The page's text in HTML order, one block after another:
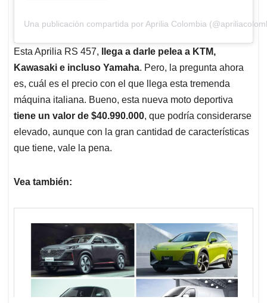
Una publicación compartida por Aprilia Colombia
Esta Aprilia RS 457,
llega a darle pelea a KTM,
Kawasaki e incluso Yamaha. Pero, la pregunta ahora
es, cuál es el precio con el que llega esta tremenda
máquina italiana. Bueno, esta nueva moto deportiva
tiene un valor de $40.990.000, que podría considerarse
elevado, aunque con la gran cantidad de características
que tiene, vale la pena.
Vea también: